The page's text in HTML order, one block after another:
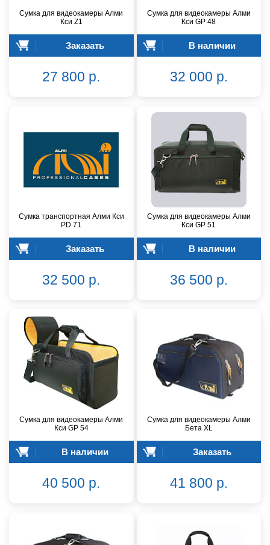
Сумка для видеокамеры Алми
Кси Z1
Заказать
27 800 р.
Сумка для видеокамеры Алми
Кси GP 48
В наличии
32 000 р.
Сумка транспортная Алми Кси
PD 71
Заказать
32 500 р.
Сумка для видеокамеры Алми
Кси GP 51
В наличии
36 500 р.
Сумка для видеокамеры Алми
Кси GP 54
В наличии
40 500 р.
Сумка для видеокамеры Алми
Бета XL
Заказать
41 800 р.